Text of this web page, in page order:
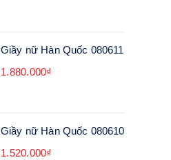
Giầy nữ Hàn Quốc 080611
1.880.000₫
Giầy nữ Hàn Quốc 080610
1.520.000₫